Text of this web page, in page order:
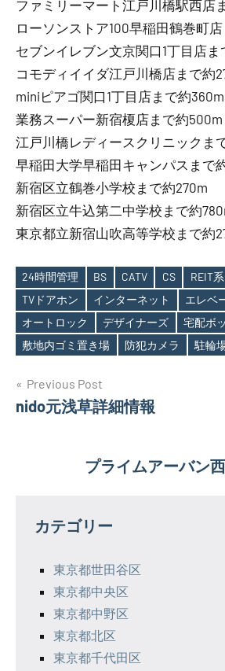
ファミリーマート江戸川橋駅西店
ローソンストア100早稲田鶴巻町
セブンイレブン文京関口1丁目店ま
コモディイイダ江戸川橋店まで約
miniピアゴ関口1丁目店まで約360m
業務スーパー新宿榎店まで約500m
江戸川橋レディースクリニックま
早稲田大学早稲田キャンパスまで
新宿区立鶴巻小学校まで約270m
新宿区立牛込第二中学校まで約
東京都立新宿山吹高等学校まで約
Tags
24時間管理 BS CATV CS
REIT
TVドアホン
インターネット
エレベ
オートロック
デザイナーズ
宅配ボ
敷地内ゴミ置き場
防犯カメラ 駐輪
投
稿
ー
Previous Post
nido元浅草詳細情報
プライムアーバン
カテゴリー
東京都世田谷区
東京都中央区
東京都中野区
東京都北区
東京都千代田区